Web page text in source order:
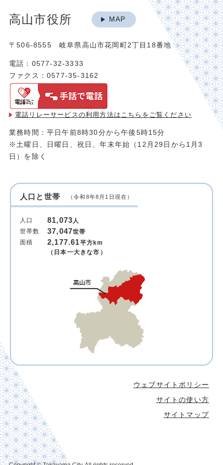
高山市役所 MAP
〒506-8555 岐阜県高山市花岡町2丁目18番地
電話：0577-32-3333
ファクス：0577-35-3162
電話リレーサービスの利用方法は こちらをご覧ください
業務時間：平日午前8時30分から午後5時15分
※土曜日、日曜日、祝日、年末年始（12月29日から1月3
日）を除く
人口と世帯 （令和8年8月1日現在）
人口 81,073人
世帯数
37,047世帯
面積
2,177.61平方km
（日本一大きな市）
ウェブサイトポリシー
サイトの使い方
サイトマップ